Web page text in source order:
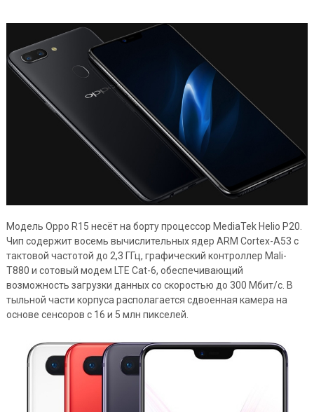
Модель Oppo R15 несёт на борту процессор MediaTek Helio P20.
Чип содержит восемь вычислительных ядер ARM Cortex-A53 с
тактовой частотой до 2,3 ГГц, графический контроллер Mali-
T880 и сотовый модем LTE Cat-6, обеспечивающий
возможность загрузки данных со скоростью до 300 Мбит/с. В
тыльной части корпуса располагается сдвоенная камера на
основе сенсоров с 16 и 5 млн пикселей.